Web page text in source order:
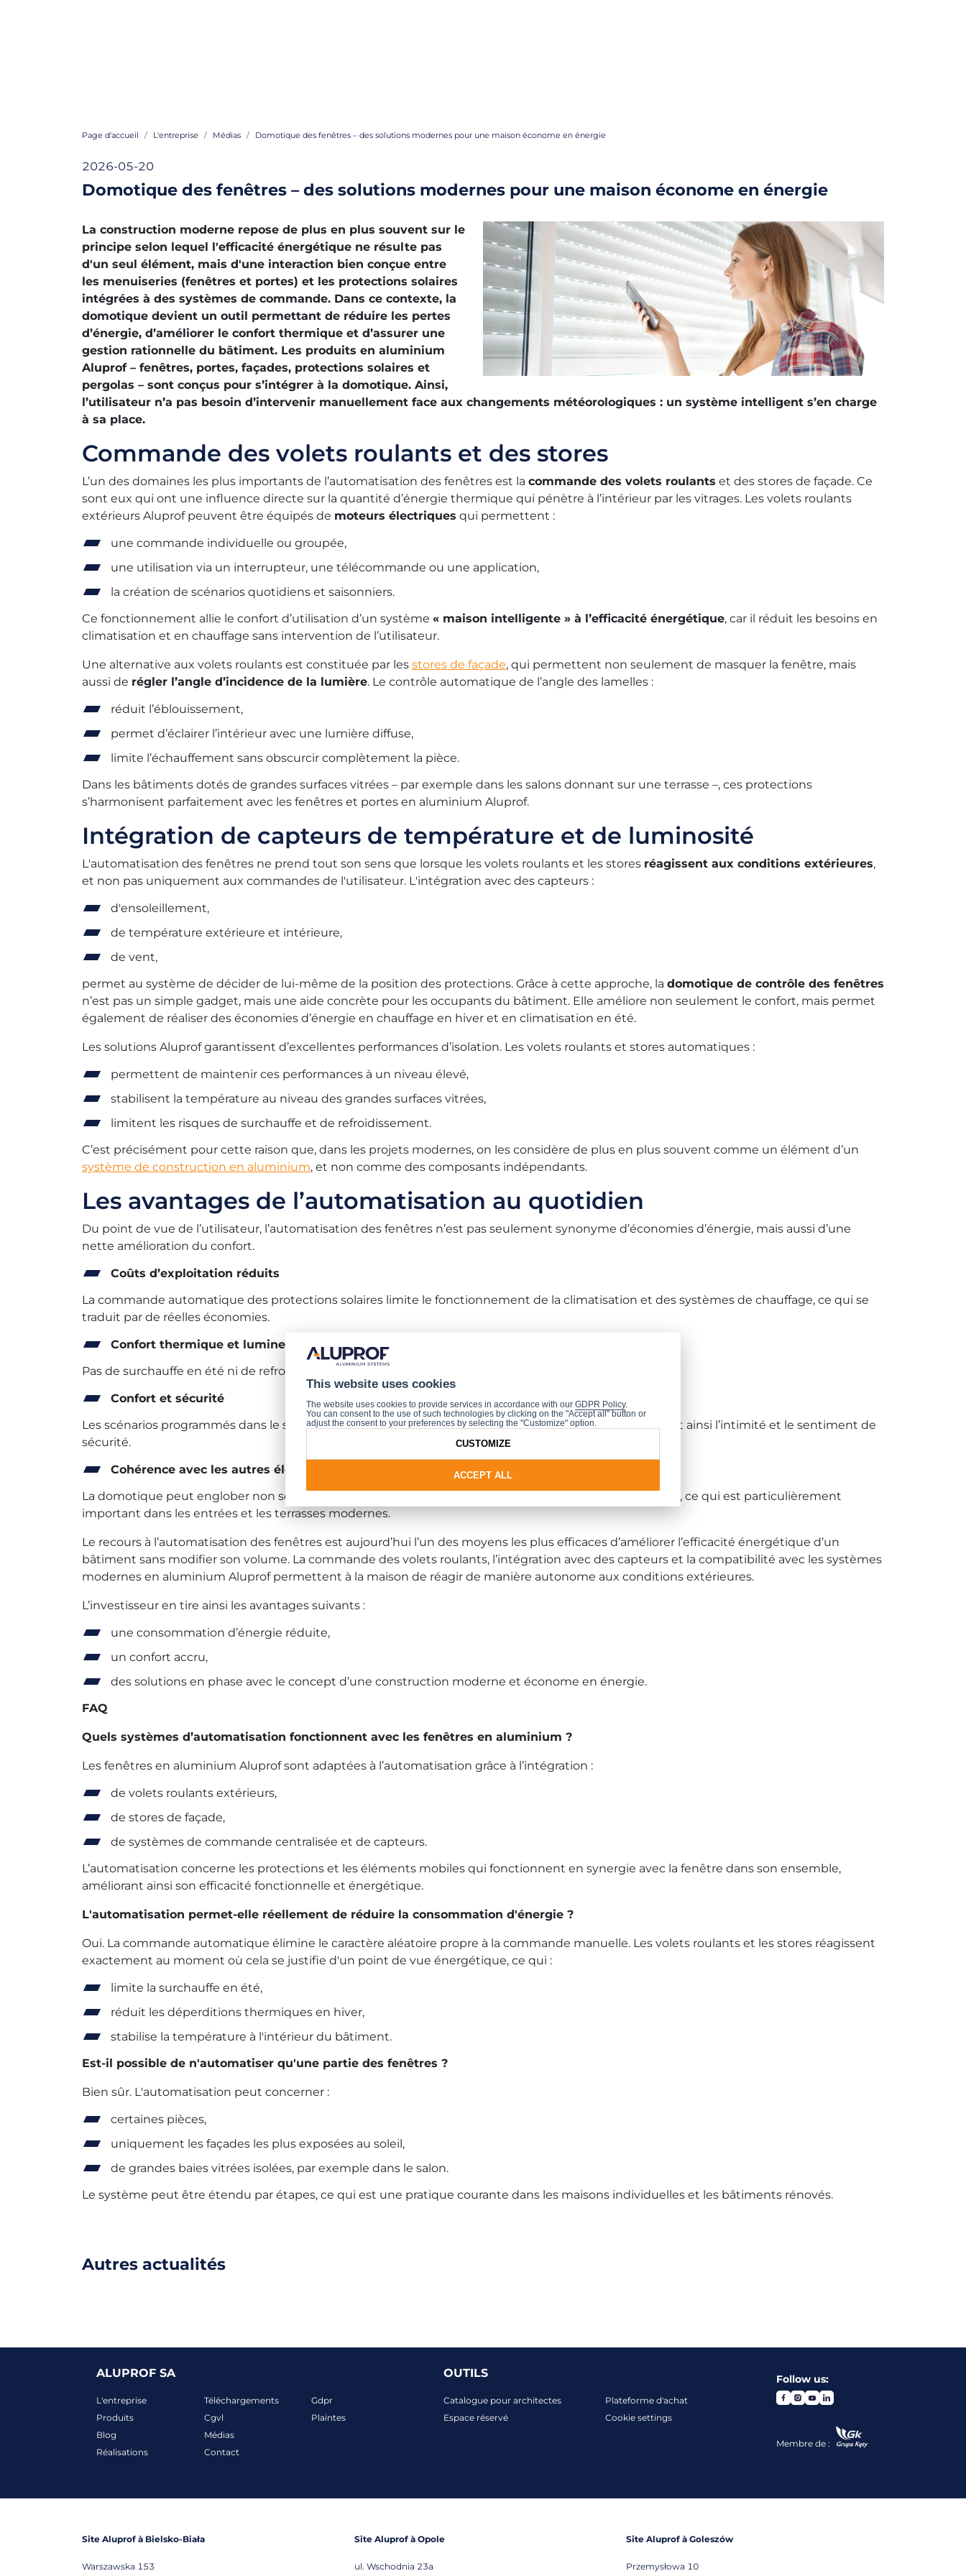
Page d'accueil L'entreprise Médias Domotique des fenêtres – des solutions modernes pour une maison économe en énergie
2026-05-20
Domotique des fenêtres – des solutions modernes pour une maison économe en énergie
La construction moderne repose de plus en plus souvent sur le
principe selon lequel l'efficacité énergétique ne résulte pas
d'un seul élément, mais d'une interaction bien conçue entre
les menuiseries (fenêtres et portes) et les protections solaires
intégrées à des systèmes de commande. Dans ce contexte, la
domotique devient un outil permettant de réduire les pertes
d’énergie, d’améliorer le confort thermique et d’assurer une
gestion rationnelle du bâtiment. Les produits en aluminium
Aluprof – fenêtres, portes, façades, protections solaires et
pergolas – sont conçus pour s’intégrer à la domotique. Ainsi,
l’utilisateur n’a pas besoin d’intervenir manuellement face aux changements météorologiques : un système intelligent s’en charge
à sa place.
Commande des volets roulants et des stores
L’un des domaines les plus importants de l’automatisation des fenêtres est la commande des volets roulants et des stores de façade. Ce
sont eux qui ont une influence directe sur la quantité d’énergie thermique qui pénètre à l’intérieur par les vitrages. Les volets roulants
extérieurs Aluprof peuvent être équipés de moteurs électriques qui permettent :
une commande individuelle ou groupée,
une utilisation via un interrupteur, une télécommande ou une application,
la création de scénarios quotidiens et saisonniers.
Ce fonctionnement allie le confort d’utilisation d’un système « maison intelligente » à l’efficacité énergétique, car il réduit les besoins en
climatisation et en chauffage sans intervention de l’utilisateur.
Une alternative aux volets roulants est constituée par les stores de façade, qui permettent non seulement de masquer la fenêtre, mais
aussi de régler l’angle d’incidence de la lumière. Le contrôle automatique de l’angle des lamelles :
réduit l’éblouissement,
permet d’éclairer l’intérieur avec une lumière diffuse,
limite l’échauffement sans obscurcir complètement la pièce.
Dans les bâtiments dotés de grandes surfaces vitrées – par exemple dans les salons donnant sur une terrasse –, ces protections
s’harmonisent parfaitement avec les fenêtres et portes en aluminium Aluprof.
Intégration de capteurs de température et de luminosité
L'automatisation des fenêtres ne prend tout son sens que lorsque les volets roulants et les stores réagissent aux conditions extérieures,
et non pas uniquement aux commandes de l'utilisateur. L'intégration avec des capteurs :
d'ensoleillement,
de température extérieure et intérieure,
de vent,
permet au système de décider de lui-même de la position des protections. Grâce à cette approche, la domotique de contrôle des fenêtres
n’est pas un simple gadget, mais une aide concrète pour les occupants du bâtiment. Elle améliore non seulement le confort, mais permet
également de réaliser des économies d’énergie en chauffage en hiver et en climatisation en été.
Les solutions Aluprof garantissent d’excellentes performances d’isolation. Les volets roulants et stores automatiques :
permettent de maintenir ces performances à un niveau élevé,
stabilisent la température au niveau des grandes surfaces vitrées,
limitent les risques de surchauffe et de refroidissement.
C’est précisément pour cette raison que, dans les projets modernes, on les considère de plus en plus souvent comme un élément d’un
système de construction en aluminium, et non comme des composants indépendants.
Les avantages de l’automatisation au quotidien
Du point de vue de l’utilisateur, l’automatisation des fenêtres n’est pas seulement synonyme d’économies d’énergie, mais aussi d’une
nette amélioration du confort.
Coûts d’exploitation réduits
La commande automatique des protections solaires limite le fonctionnement de la climatisation et des systèmes de chauffage, ce qui se
traduit par de réelles économies.
Confort thermique et lumineux constant
Pas de surchauffe en été ni de refroidissement en hiver, sans intervention manuelle.
Confort et sécurité
Les scénarios programmés dans le système domotique ferment automatiquement les volets, renforçant ainsi l’intimité et le sentiment de
sécurité.
Cohérence avec les autres éléments du bâtiment
La domotique peut englober non seulement les stores, mais aussi les fenêtres et les
, ce qui est particulièrement
important dans les entrées et les terrasses modernes.
Le recours à l’automatisation des fenêtres est aujourd’hui l’un des moyens les plus efficaces d’améliorer l’efficacité énergétique d’un
bâtiment sans modifier son volume. La commande des volets roulants, l’intégration avec des capteurs et la compatibilité avec les systèmes
modernes en aluminium Aluprof permettent à la maison de réagir de manière autonome aux conditions extérieures.
L’investisseur en tire ainsi les avantages suivants :
une consommation d’énergie réduite,
un confort accru,
des solutions en phase avec le concept d’une construction moderne et économe en énergie.
FAQ
Quels systèmes d’automatisation fonctionnent avec les fenêtres en aluminium ?
Les fenêtres en aluminium Aluprof sont adaptées à l’automatisation grâce à l’intégration :
de volets roulants extérieurs,
de stores de façade,
de systèmes de commande centralisée et de capteurs.
L’automatisation concerne les protections et les éléments mobiles qui fonctionnent en synergie avec la fenêtre dans son ensemble,
améliorant ainsi son efficacité fonctionnelle et énergétique.
L'automatisation permet-elle réellement de réduire la consommation d'énergie ?
Oui. La commande automatique élimine le caractère aléatoire propre à la commande manuelle. Les volets roulants et les stores réagissent
exactement au moment où cela se justifie d'un point de vue énergétique, ce qui :
limite la surchauffe en été,
réduit les déperditions thermiques en hiver,
stabilise la température à l'intérieur du bâtiment.
Est-il possible de n'automatiser qu'une partie des fenêtres ?
Bien sûr. L'automatisation peut concerner :
certaines pièces,
uniquement les façades les plus exposées au soleil,
de grandes baies vitrées isolées, par exemple dans le salon.
Le système peut être étendu par étapes, ce qui est une pratique courante dans les maisons individuelles et les bâtiments rénovés.
Autres actualités
ALUPROF SA
L'entreprise
Produits
Blog
Réalisations
Téléchargements
Cgvl
Médias
Contact
Gdpr
Plaintes
OUTILS
Catalogue pour architectes
Espace réservé
Plateforme d'achat
Cookie settings
Follow us:
Membre de :
Site Aluprof à Bielsko-Biała
Warszawska 153
Site Aluprof à Opole
ul. Wschodnia 23a
Site Aluprof à Goleszów
Przemysłowa 10
This website uses cookies
The website uses cookies to provide services in accordance with our GDPR Policy.
You can consent to the use of such technologies by clicking on the "Accept all" button or
adjust the consent to your preferences by selecting the "Customize" option.
ACCEPT ALL
CUSTOMIZE